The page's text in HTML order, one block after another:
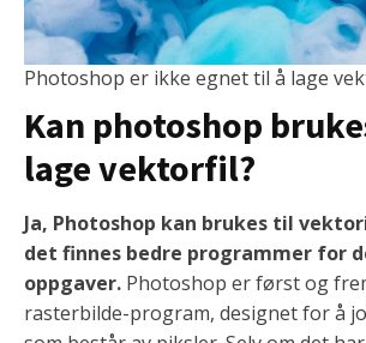
Photoshop er ikke egnet til å lage
Kan photoshop
lage vektorfil?
Ja, Photoshop kan brukes til
det finnes bedre programmer for
oppgaver. Photoshop er først og
rasterbilde-program, designet for å